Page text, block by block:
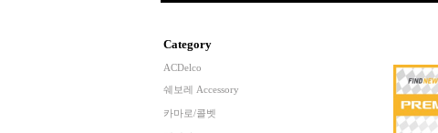
Category
ACDelco
쉐보레 Accessory
카마로/콜벳